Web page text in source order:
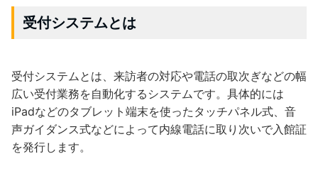
受付システムとは
受付システムとは、来訪者の対応や電話の取次ぎなどの幅
広い受付業務を自動化するシステムです。具体的には
iPadなどのタブレット端末を使ったタッチパネル式、音
声ガイダンス式などによって内線電話に取り次いで入館証
を発行します。